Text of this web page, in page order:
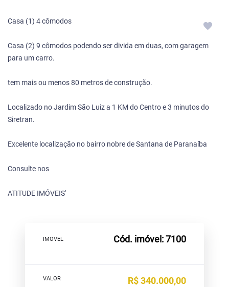
Casa (1) 4 cômodos
Casa (2) 9 cômodos podendo ser divida em duas, com garagem
para um carro.
tem mais ou menos 80 metros de construção.
Localizado no Jardim São Luiz a 1 KM do Centro e 3 minutos do
Siretran.
Excelente localização no bairro nobre de Santana de Paranaíba
Consulte nos
ATITUDE IMÓVEIS'
IMOVEL Cód. imóvel: 7100
VALOR R$ 340.000,00